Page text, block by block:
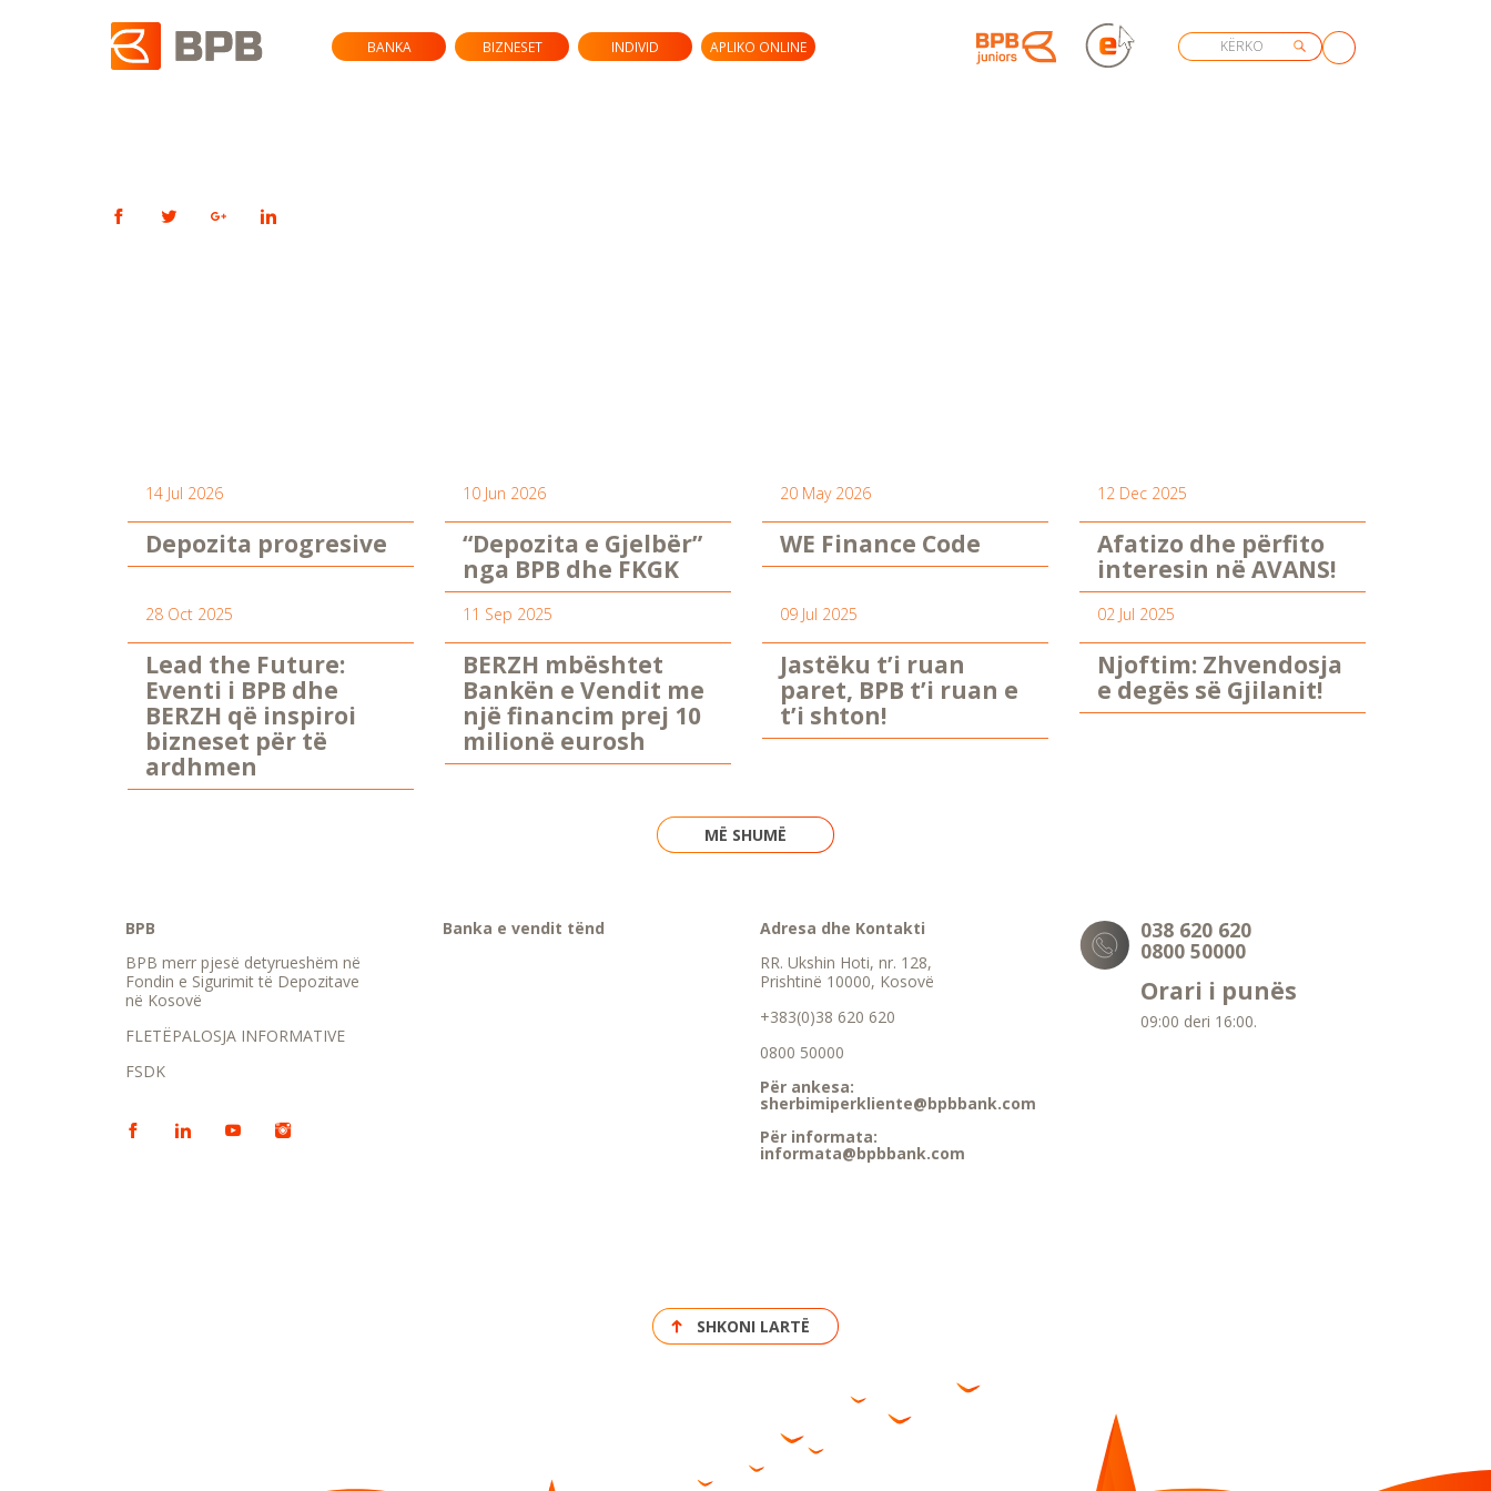
BANKA BIZNESET INDIVID APLIKO ONLINE
14 Jul 2026
Depozita progresive
10 Jun 2026
“Depozita e Gjelbër”
nga BPB dhe FKGK
20 May 2026
WE Finance Code
12 Dec 2025
Afatizo dhe përfito
interesin në AVANS!
28 Oct 2025
Lead the Future:
Eventi i BPB dhe
BERZH që inspiroi
bizneset për të
ardhmen
11 Sep 2025
BERZH mbështet
Bankën e Vendit me
një financim prej 10
milionë eurosh
09 Jul 2025
Jastëku t’i ruan
paret, BPB t’i ruan e
t’i shton!
02 Jul 2025
Njoftim: Zhvendosja
e degës së Gjilanit!
MË SHUMË
BPB
BPB merr pjesë detyrueshëm në
Fondin e Sigurimit të Depozitave
në Kosovë
FLETËPALOSJA INFORMATIVE
FSDK
Banka e vendit tënd
Adresa dhe Kontakti
RR. Ukshin Hoti, nr. 128,
Prishtinë 10000, Kosovë
+383(0)38 620 620
0800 50000
Për ankesa:
sherbimiperkliente@bpbbank.com
Për informata:
informata@bpbbank.com
038 620 620
0800 50000
Orari i punës
09:00 deri 16:00.
SHKONI LARTË